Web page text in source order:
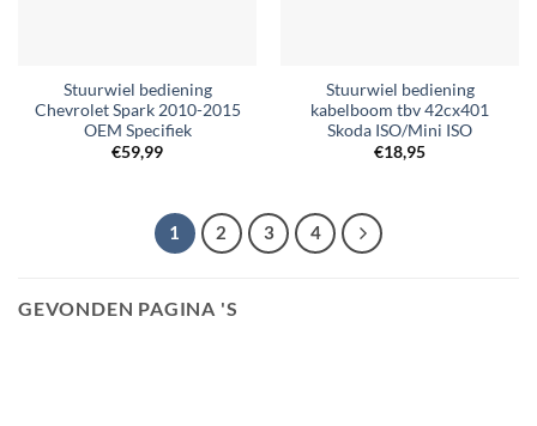
Stuurwiel bediening
Chevrolet Spark 2010-2015
OEM Specifiek
€59,99
Stuurwiel bediening
kabelboom tbv 42cx401
Skoda ISO/Mini ISO
€18,95
1 2 3 4
GEVONDEN PAGINA 'S